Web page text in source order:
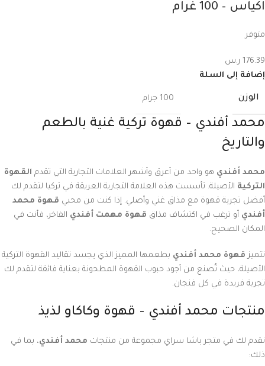
اكياس – 100 غرام
متوفر
176.39 ر.س
إضافة إلى السلة
الوزن 100 جرام
محمد أفندي – قهوة تركية غنية بالطعم
والتاريخ
محمد أفندي هو واحد من أعرق وأشهر العلامات التجارية التي تقدم القهوة
التركية الأصيلة. تأسست هذه العلامة التجارية العريقة في تركيا لتقدم لك
أفضل تجربة قهوة مع مذاق غني وأصلي. إذا كنت من محبي قهوة محمد
أفندي أو ترغب في اكتشاف مذاق قهوة مهمت أفندي الفاخر، فأنت في
المكان الصحيح.
تتميز قهوة محمد أفندي بطعمها المميز الذي يجسد تقاليد القهوة التركية
الأصيلة، حيث تُصنع من أجود حبوب القهوة المطحونة بعناية فائقة لتقدم لك
تجربة فريدة في كل فنجان.
منتجات محمد أفندي – قهوة وكاكاو لذيذ
نقدم لك في متجر باشا سراي مجموعة من منتجات محمد أفندي، بما في
ذلك: